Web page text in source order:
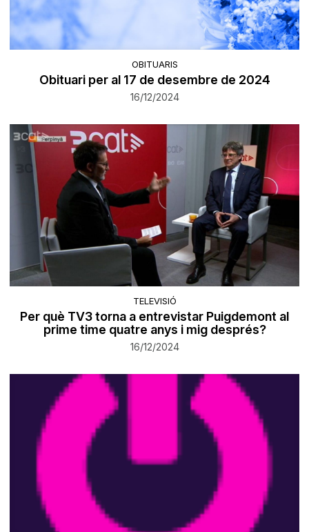
OBITUARIS
Obituari per al 17 de desembre de 2024
16/12/2024
TELEVISIÓ
Per què TV3 torna a entrevistar Puigdemont al
prime time quatre anys i mig després?
16/12/2024